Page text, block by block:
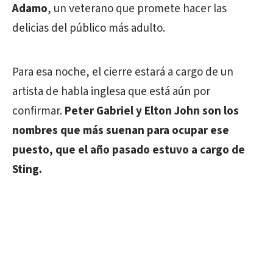
Adamo, un veterano que promete hacer las
delicias del público más adulto.
Para esa noche, el cierre estará a cargo de un
artista de habla inglesa que está aún por
confirmar.Peter Gabriel y Elton John son los
nombres que más suenan para ocupar ese
puesto, que el año pasado estuvo a cargo de
Sting.